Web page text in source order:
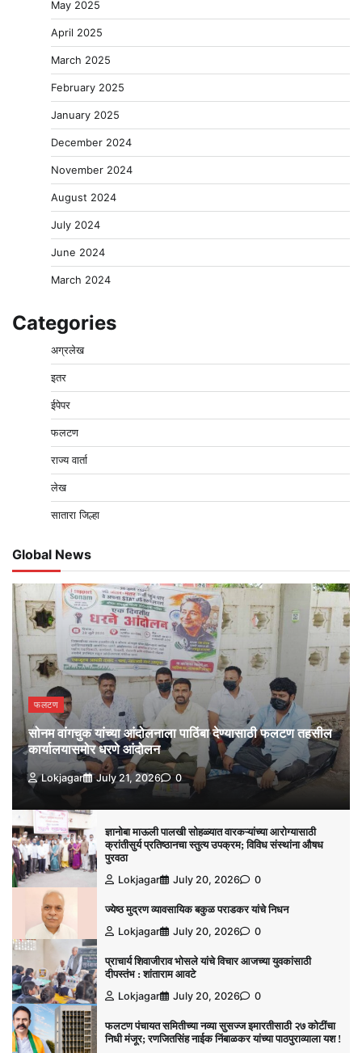
May 2025
April 2025
March 2025
February 2025
January 2025
December 2024
November 2024
August 2024
July 2024
June 2024
March 2024
Categories
अग्रलेख
इतर
ईपेपर
फलटण
राज्य वार्ता
लेख
सातारा जिल्हा
Global News
फलटण
सोनम वांगचुक यांच्या आंदोलनाला पाठिंबा देण्यासाठी फलटण तहसील
कार्यालयासमोर धरणे आंदोलन
Lokjagar July 21, 2026 0
ज्ञानोबा माऊली पालखी सोहळ्यात वारकऱ्यांच्या आरोग्यासाठी
क्रांतीसुर्य प्रतिष्ठानचा स्तुत्य उपक्रम; विविध संस्थांना औषध
पुरवठा
Lokjagar
July 20, 2026 0
ज्येष्ठ मुद्रण व्यावसायिक बकुळ पराडकर यांचे निधन
Lokjagar
July 20, 2026 0
प्राचार्य शिवाजीराव भोसले यांचे विचार आजच्या युवकांसाठी
दीपस्तंभ : शांताराम आवटे
Lokjagar
July 20, 2026 0
फलटण पंचायत समितीच्या नव्या सुसज्ज इमारतीसाठी २७ कोटींचा
निधी मंजूर; रणजितसिंह नाईक निंबाळकर यांच्या पाठपुराव्याला यश !